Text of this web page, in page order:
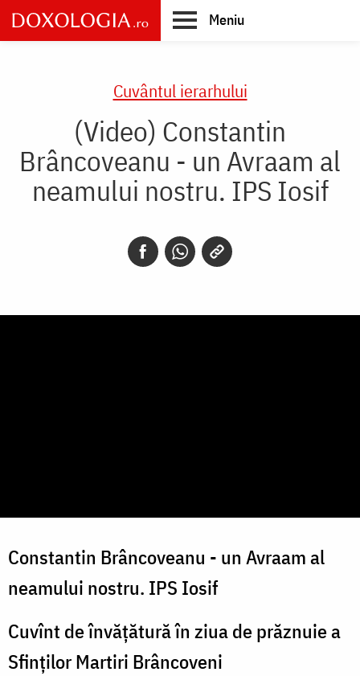
Skip
to
main
Meniu
Cuvântul ierarhului
(Video) Constantin
Brâncoveanu - un Avraam al
neamului nostru. IPS Iosif
Constantin Brâncoveanu - un Avraam al
neamului nostru. IPS Iosif
Cuvînt de învățătură în ziua de prăznuie a
Sfinților Martiri Brâncoveni